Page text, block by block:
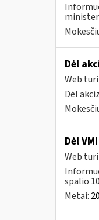
Dėl
Web
Dėl
Dėl
Web
spalio
Metai: